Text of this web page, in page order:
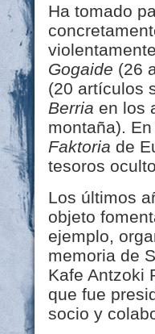
Ha tomado
Gogaide (26
(20 artículos
Berria en los
montaña).
Faktoria de
tesoros
Los últimos
objeto
ejemplo,
memoria de
Kafe Antzoki
que fue
socio y